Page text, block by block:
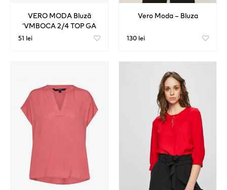
VERO MODA Bluză
‘VMBOCA 2/4 TOP GA
51 lei
Vero Moda – Bluza
130 lei